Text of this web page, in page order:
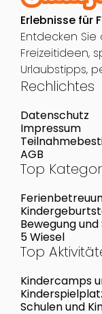
Erlebnisse für
Entdecken
Freizeitideen,
Urlaubstipps,
Rechlichtes
Datenschutz
Impressum
AGB
Top
Bewegung
5 Wiesel
Top
Kindercamps
Schulen und